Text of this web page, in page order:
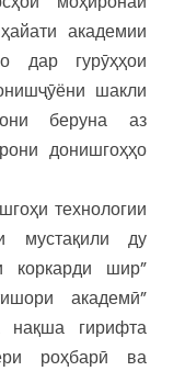
академии
дар гурӯҳҳои
шакли
беруна аз
донишгоҳҳо
технологии
мустақили ду
коркарди шир”
академӣ”
гирифта
роҳбарӣ ва